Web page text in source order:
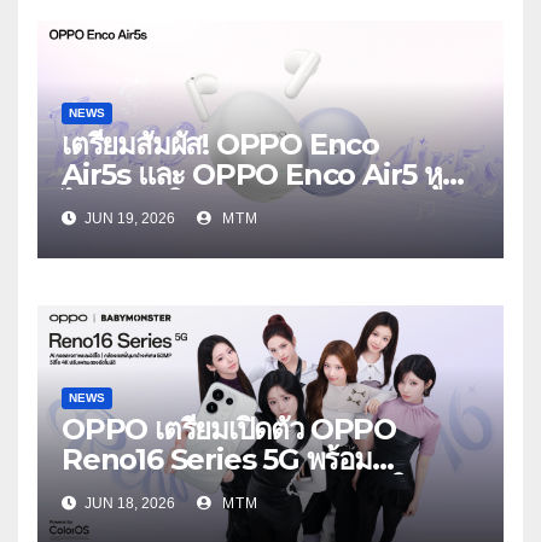
NEWS
เตรียมสัมผัส! OPPO Enco
Air5s และ OPPO Enco Air5 หูฟัง
ไร้สายรุ่นใหม่ล่าสุด มาพร้อมระบบ
ตัดเสียงรบกวน เบาสบายเหมือนไม่ได้
ใส่
JUN 19, 2026 MTM
NEWS
OPPO เตรียมเปิดตัว OPPO
Reno16 Series 5G พร้อม
ประกาศ BABYMONSTER ใน
ฐานะ Reno Girls ชวนสัมผัส
JUN 18, 2026 MTM